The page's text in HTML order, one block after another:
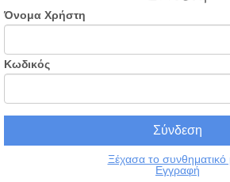
Όνομα Χρήστη
Κωδικός
Ξέχασα το συνθηματικό
Εγγραφή